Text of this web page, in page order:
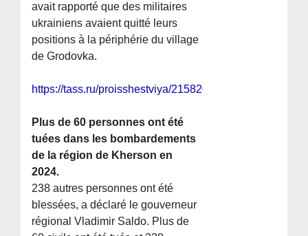
avait rapporté que des militaires
ukrainiens avaient quitté leurs
positions à la périphérie du village
de Grodovka.
https://tass.ru/proisshestviya/21582069
Plus de 60 personnes ont été
tuées dans les bombardements
de la région de Kherson en
2024.
238 autres personnes ont été
blessées, a déclaré le gouverneur
régional Vladimir Saldo. Plus de